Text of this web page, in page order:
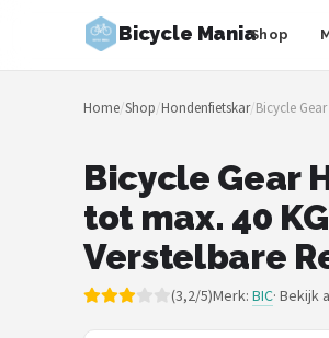
Bicycle ManiaShop
Zoeken
NAVIGATIE
Merken
Home/Shop/Hondenfietskar/Bicycle
Bicycle Gear
tot max. 40
Verstelbare
(3,2/5)Merk: BIC· Bekijk